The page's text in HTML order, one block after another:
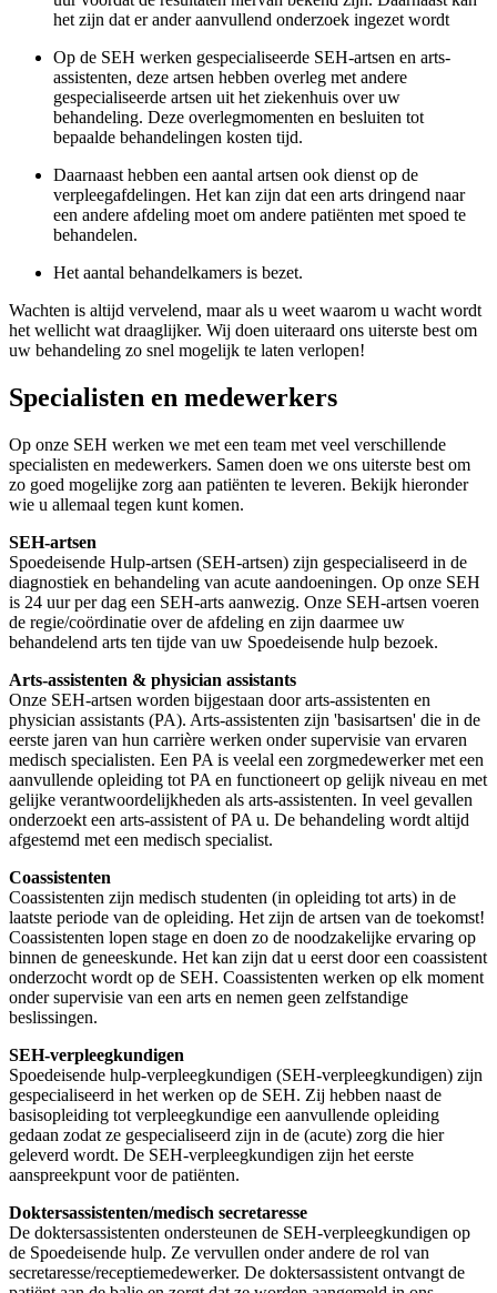
het zijn dat er ander aanvullend onderzoek ingezet wordt
Op de SEH werken gespecialiseerde SEH-artsen en arts-
assistenten, deze artsen hebben overleg met andere
gespecialiseerde artsen uit het ziekenhuis over uw
behandeling. Deze overlegmomenten en besluiten tot
bepaalde behandelingen kosten tijd.
Daarnaast hebben een aantal artsen ook dienst op de
verpleegafdelingen. Het kan zijn dat een arts dringend naar
een andere afdeling moet om andere patiënten met spoed te
behandelen.
Het aantal behandelkamers is bezet.
Wachten is altijd vervelend, maar als u weet waarom u wacht wordt
het wellicht wat draaglijker. Wij doen uiteraard ons uiterste best om
uw behandeling zo snel mogelijk te laten verlopen!
Specialisten en medewerkers
Op onze SEH werken we met een team met veel verschillende
specialisten en medewerkers. Samen doen we ons uiterste best om
zo goed mogelijke zorg aan patiënten te leveren. Bekijk hieronder
wie u allemaal tegen kunt komen.
SEH-artsen
Spoedeisende Hulp-artsen (SEH-artsen) zijn gespecialiseerd in de
diagnostiek en behandeling van acute aandoeningen. Op onze SEH
is 24 uur per dag een SEH-arts aanwezig. Onze SEH-artsen voeren
de regie/coördinatie over de afdeling en zijn daarmee uw
behandelend arts ten tijde van uw Spoedeisende hulp bezoek.
Arts-assistenten & physician assistants
Onze SEH-artsen worden bijgestaan door arts-assistenten en
physician assistants (PA). Arts-assistenten zijn 'basisartsen' die in de
eerste jaren van hun carrière werken onder supervisie van ervaren
medisch specialisten. Een PA is veelal een zorgmedewerker met een
aanvullende opleiding tot PA en functioneert op gelijk niveau en met
gelijke verantwoordelijkheden als arts-assistenten. In veel gevallen
onderzoekt een arts-assistent of PA u. De behandeling wordt altijd
afgestemd met een medisch specialist.
Coassistenten
Coassistenten zijn medisch studenten (in opleiding tot arts) in de
laatste periode van de opleiding. Het zijn de artsen van de toekomst!
Coassistenten lopen stage en doen zo de noodzakelijke ervaring op
binnen de geneeskunde. Het kan zijn dat u eerst door een coassistent
onderzocht wordt op de SEH. Coassistenten werken op elk moment
onder supervisie van een arts en nemen geen zelfstandige
beslissingen.
SEH-verpleegkundigen
Spoedeisende hulp-verpleegkundigen (SEH-verpleegkundigen) zijn
gespecialiseerd in het werken op de SEH. Zij hebben naast de
basisopleiding tot verpleegkundige een aanvullende opleiding
gedaan zodat ze gespecialiseerd zijn in de (acute) zorg die hier
geleverd wordt. De SEH-verpleegkundigen zijn het eerste
aanspreekpunt voor de patiënten.
Doktersassistenten/medisch secretaresse
De doktersassistenten ondersteunen de SEH-verpleegkundigen op
de Spoedeisende hulp. Ze vervullen onder andere de rol van
secretaresse/receptiemedewerker. De doktersassistent ontvangt de